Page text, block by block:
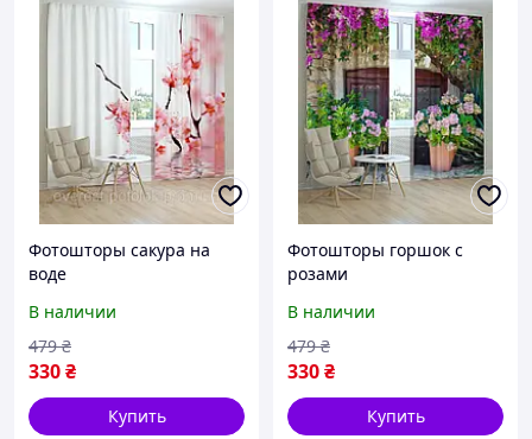
Фотошторы сакура на
воде
В наличии
330₴
479 ₴
Купить
Фотошторы горшок с
розами
В наличии
330₴
479 ₴
Купить